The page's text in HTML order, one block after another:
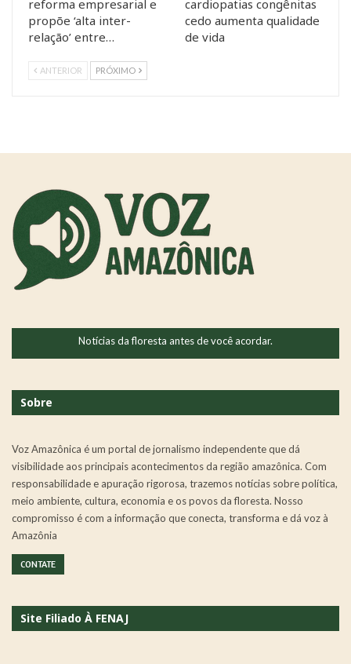
reforma empresarial e
propõe ‘alta inter-
relação’ entre…
cardiopatias congênitas
cedo aumenta qualidade
de vida
ANTERIOR PRÓXIMO
Notícias da floresta antes de você acordar.
Sobre
Voz Amazônica é um portal de jornalismo independente que dá
visibilidade aos principais acontecimentos da região amazônica. Com
responsabilidade e apuração rigorosa, trazemos notícias sobre política,
meio ambiente, cultura, economia e os povos da floresta. Nosso
compromisso é com a informação que conecta, transforma e dá voz à
Amazônia
CONTATE
Site Filiado À FENAJ